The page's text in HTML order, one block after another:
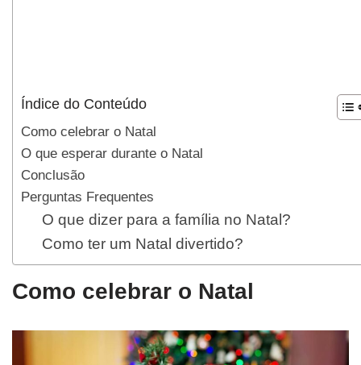
Índice do Conteúdo
Como celebrar o Natal
O que esperar durante o Natal
Conclusão
Perguntas Frequentes
O que dizer para a família no Natal?
Como ter um Natal divertido?
Como celebrar o Natal